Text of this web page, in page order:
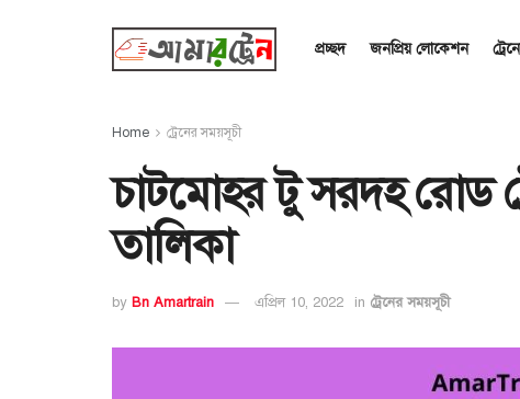
প্রচ্ছদ জনপ্রিয় লোকেশন
Home ট্রেনের সময়সূচী
চাটমোহর টু সরদহ রোড
তালিকা
by Bn Amartrain এপ্রিল 10, 2022 in ট্রেনের সময়সূচী